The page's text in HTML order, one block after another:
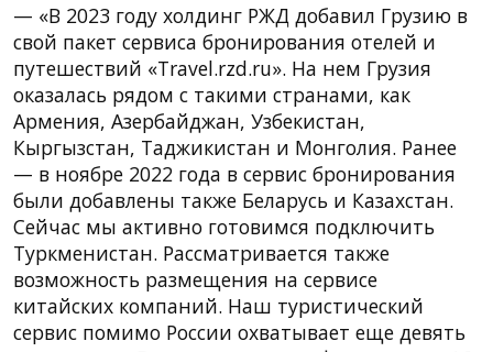
— «В 2023 году холдинг РЖД добавил Грузию в
свой пакет сервиса бронирования отелей и
путешествий «Travel.rzd.ru». На нем Грузия
оказалась рядом с такими странами, как
Армения, Азербайджан, Узбекистан,
Кыргызстан, Таджикистан и Монголия. Ранее
— в ноябре 2022 года в сервис бронирования
были добавлены также Беларусь и Казахстан.
Сейчас мы активно готовимся подключить
Туркменистан. Рассматривается также
возможность размещения на сервисе
китайских компаний. Наш туристический
сервис помимо России охватывает еще девять